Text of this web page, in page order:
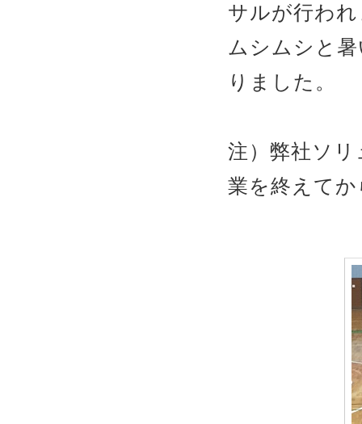
サルが行わ
ムシムシと
りました。
注）弊社ソ
業を終えて